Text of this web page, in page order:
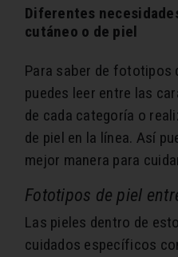
Diferentes
cutáneo o de piel
Para saber de fototipos
puedes leer entre las
de cada categoría o
de piel en la línea. Así
mejor manera para
Fototipos de piel
Las pieles dentro de
cuidados específicos